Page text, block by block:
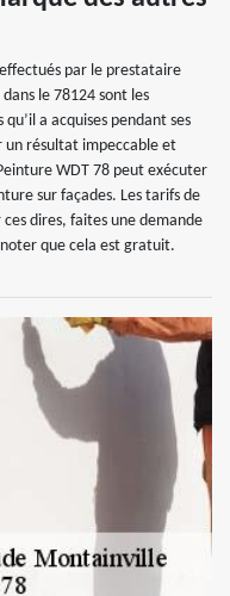
par le prestataire
le 78124 sont les
a acquises pendant ses
un résultat impeccable et
WDT 78 peut exécuter
sur façades. Les tarifs de
dires, faites une demande
que cela est gratuit.